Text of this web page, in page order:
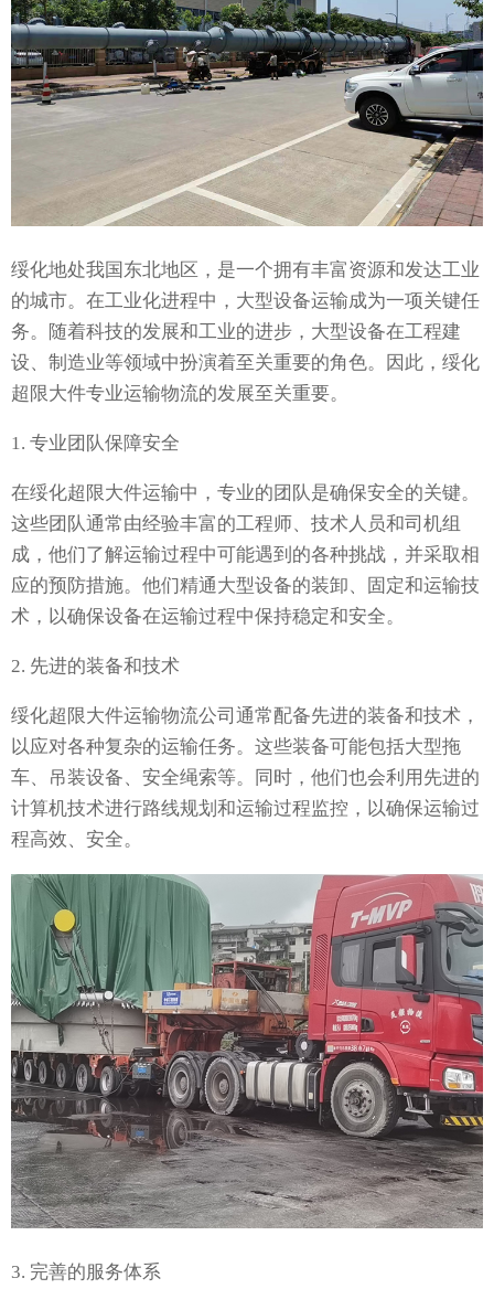
绥化地处我国东北地区，是一个拥有丰富资源和发达工业
的城市。在工业化进程中，大型设备运输成为一项关键任
务。随着科技的发展和工业的进步，大型设备在工程建
设、制造业等领域中扮演着至关重要的角色。因此，绥化
超限大件专业运输物流的发展至关重要。
1. 专业团队保障安全
在绥化超限大件运输中，专业的团队是确保安全的关键。
这些团队通常由经验丰富的工程师、技术人员和司机组
成，他们了解运输过程中可能遇到的各种挑战，并采取相
应的预防措施。他们精通大型设备的装卸、固定和运输技
术，以确保设备在运输过程中保持稳定和安全。
2. 先进的装备和技术
绥化超限大件运输物流公司通常配备先进的装备和技术，
以应对各种复杂的运输任务。这些装备可能包括大型拖
车、吊装设备、安全绳索等。同时，他们也会利用先进的
计算机技术进行路线规划和运输过程监控，以确保运输过
程高效、安全。
3. 完善的服务体系